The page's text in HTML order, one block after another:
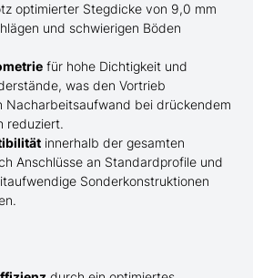
optimierter Stegdicke von 9,0 mm
und schwierigen Böden
für hohe Dichtigkeit und
was den Vortrieb
Nacharbeitsaufwand bei drückendem
reduziert.
innerhalb der gesamten
Anschlüsse an Standardprofile und
Sonderkonstruktionen